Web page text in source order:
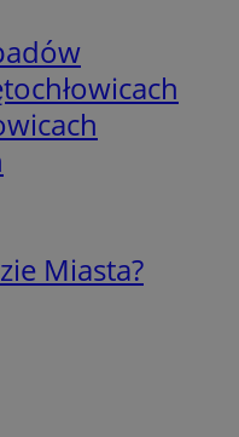
Miasta?